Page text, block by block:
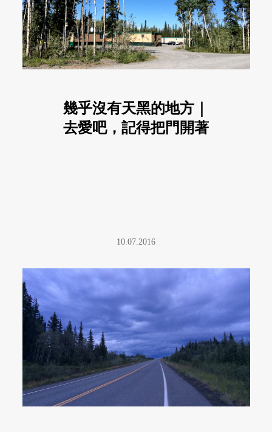
幾乎沒有天黑的地方｜
去愛吧，記得把門開著
10.07.2016